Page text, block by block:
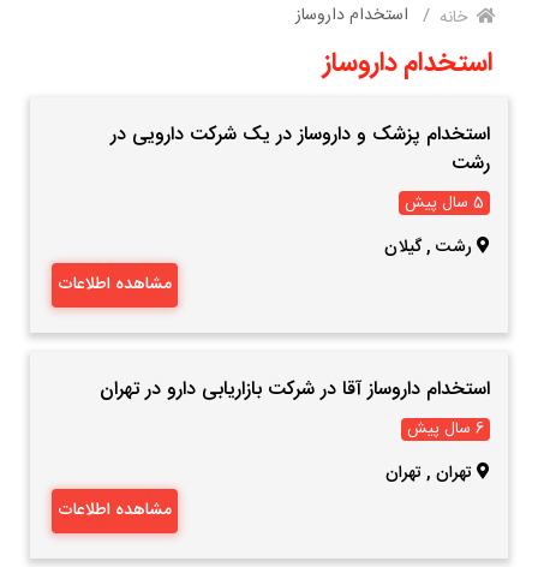
خانه استخدام داروساز
استخدام داروساز
استخدام پزشک و داروساز در یک شرکت دارویی در
رشت
5 سال پیش
رشت ,گیلان
مشاهده اطلاعات
استخدام داروساز آقا در شرکت بازاریابی دارو در تهران
6 سال پیش
تهران ,تهران
مشاهده اطلاعات